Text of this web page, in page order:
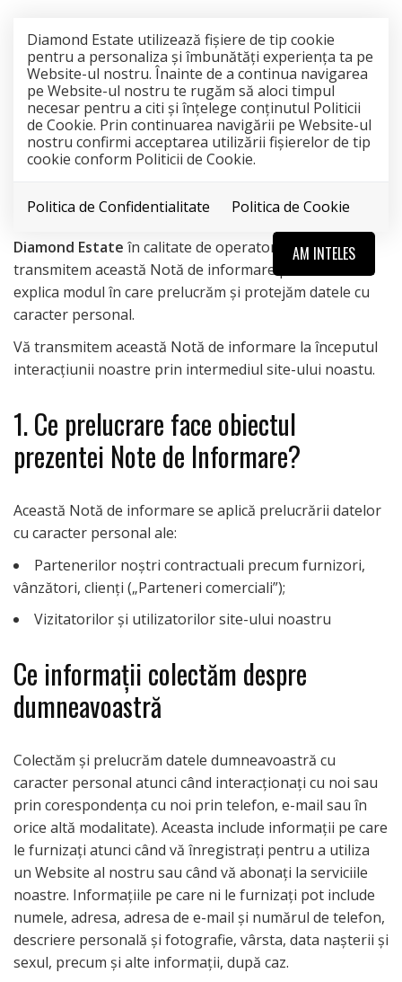
Diamond Estate utilizează fişiere de tip cookie
pentru a personaliza și îmbunătăți experiența ta pe
Website-ul nostru. Înainte de a continua navigarea
pe Website-ul nostru te rugăm să aloci timpul
necesar pentru a citi și înțelege conținutul Politicii
de Cookie. Prin continuarea navigării pe Website-ul
nostru confirmi acceptarea utilizării fişierelor de tip
cookie conform Politicii de Cookie.
Politica de Confidentialitate Politica de Cookie
AM INTELES
POLITICA DE CONFIDENŢIALITATE
Diamond Estate în calitate de operator de date vă
transmitem această Notă de informare pentru a vă
explica modul în care prelucrăm și protejăm datele cu
caracter personal.
Vă transmitem această Notă de informare la începutul
interacțiunii noastre prin intermediul site-ului noastu.
1. Ce prelucrare face obiectul
prezentei Note de Informare?
Această Notă de informare se aplică prelucrării datelor
cu caracter personal ale:
Partenerilor noştri contractuali precum furnizori,
vânzători, clienți („Parteneri comerciali”);
Vizitatorilor și utilizatorilor site-ului noastru
Ce informații colectăm despre
dumneavoastră
Colectăm și prelucrăm datele dumneavoastră cu
caracter personal atunci când interacționați cu noi sau
prin corespondența cu noi prin telefon, e-mail sau în
orice altă modalitate). Aceasta include informații pe care
le furnizați atunci când vă înregistrați pentru a utiliza
un Website al nostru sau când vă abonați la serviciile
noastre. Informațiile pe care ni le furnizați pot include
numele, adresa, adresa de e-mail și numărul de telefon,
descriere personală și fotografie, vârsta, data nașterii și
sexul, precum și alte informații, după caz.